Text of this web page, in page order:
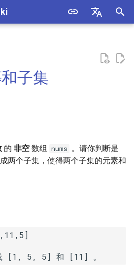
短子
子集
的 非空 数组 nums 。请你判断是
两个子集，使得两个子集的元素和
成 [1, 5, 5] 和 [11] 。